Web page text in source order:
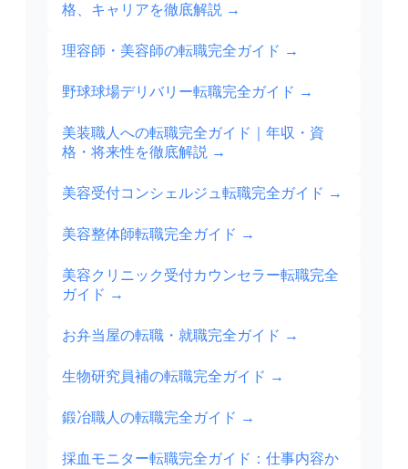
格、キャリアを徹底解説 →
理容師・美容師の転職完全ガイド →
野球球場デリバリー転職完全ガイド →
美装職人への転職完全ガイド｜年収・資
格・将来性を徹底解説 →
美容受付コンシェルジュ転職完全ガイド →
美容整体師転職完全ガイド →
美容クリニック受付カウンセラー転職完全
ガイド →
お弁当屋の転職・就職完全ガイド →
生物研究員補の転職完全ガイド →
鍛冶職人の転職完全ガイド →
採血モニター転職完全ガイド：仕事内容か